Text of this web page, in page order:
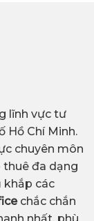
lĩnh vực tư
Hồ Chí Minh.
chuyên môn
thuê đa dạng
khắp các
chắc chắn